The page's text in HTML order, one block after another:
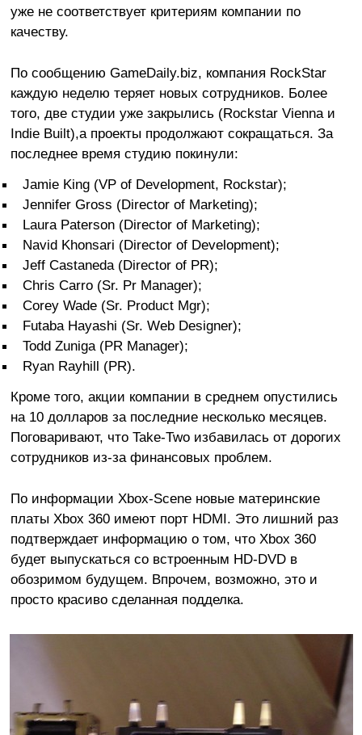
уже не соответствует критериям компании по
качеству.
По сообщению GameDaily.biz, компания RockStar
каждую неделю теряет новых сотрудников. Более
того, две студии уже закрылись (Rockstar Vienna и
Indie Built),а проекты продолжают сокращаться. За
последнее время студию покинули:
Jamie King (VP of Development, Rockstar);
Jennifer Gross (Director of Marketing);
Laura Paterson (Director of Marketing);
Navid Khonsari (Director of Development);
Jeff Castaneda (Director of PR);
Chris Carro (Sr. Pr Manager);
Corey Wade (Sr. Product Mgr);
Futaba Hayashi (Sr. Web Designer);
Todd Zuniga (PR Manager);
Ryan Rayhill (PR).
Кроме того, акции компании в среднем опустились
на 10 долларов за последние несколько месяцев.
Поговаривают, что Take-Two избавилась от дорогих
сотрудников из-за финансовых проблем.
По информации Xbox-Scene новые материнские
платы Xbox 360 имеют порт HDMI. Это лишний раз
подтверждает информацию о том, что Xbox 360
будет выпускаться со встроенным HD-DVD в
обозримом будущем. Впрочем, возможно, это и
просто красиво сделанная подделка.